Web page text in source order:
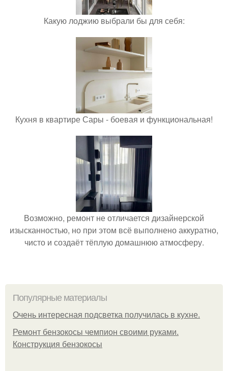
Какую лоджию выбрали бы для себя:
Кухня в квартире Сары - боевая и функциональная!
Возможно, ремонт не отличается дизайнерской
изысканностью, но при этом всё выполнено аккуратно,
чисто и создаёт тёплую домашнюю атмосферу.
Популярные материалы
Очень интересная подсветка получилась в кухне.
Ремонт бензокосы чемпион своими руками.
Конструкция бензокосы